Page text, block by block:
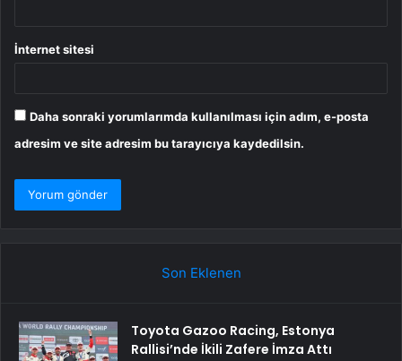
İnternet sitesi
Daha sonraki yorumlarımda kullanılması için adım, e-posta
adresim ve site adresim bu tarayıcıya kaydedilsin.
Son Eklenen
Toyota Gazoo Racing, Estonya
Rallisi’nde İkili Zafere İmza Attı